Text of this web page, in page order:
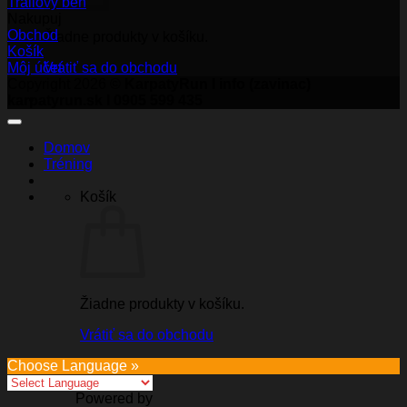
Žiadne produkty v košíku.
Vrátiť sa do obchodu
Obchod
Košík
Môj účet
Domov
Tréning
Košík
Žiadne produkty v košíku.
Vrátiť sa do obchodu
Choose Language »
Powered by